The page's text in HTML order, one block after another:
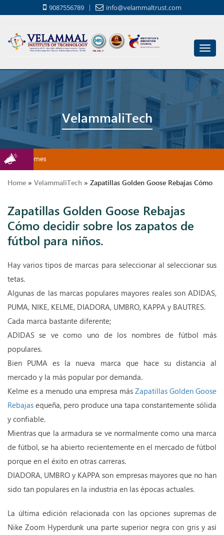
9087556789 info@velammaltrust.com
VelammaliTech
Schemes
Home » VelammaliTech » Zapatillas Golden Goose Rebajas Cómo
decidir sobre los zapatos de fútbol para niños.
Zapatillas Golden Goose Rebajas
Cómo decidir sobre los zapatos de
fútbol para niños.
Hay varios tipos de marcas para seleccionar al seleccionar sus
tetas.
Algunas de las marcas populares mayores reales son ADIDAS,
PUMA, NIKE, KELME, DIADORA, UMBRO, KAPPA y BAUTRES.
Cada marca bastante diferente;
ADIDAS se ve como uno de los nombres de fútbol más
populares.
Bien PUMA es la nueva marca que hace su distancia al
mercado y la más popular por demanda.
Kelme es a menudo una empresa más Zapatillas Golden Goose
Rebajas equeña, pero produce una tapa constantemente sólida
y confiable.
Mientras que la armadura se ve normalmente como una marca
de fútbol, ​​se ha abierto recientemente en el mercado de fútbol
porque en el éxito en otras carreras.
DIADORA, UMBRO y KAPPA son empresas mayores que no han
sido tan populares en la industria en las épocas actuales.
La última edición relacionada con las opciones supremas de
Nike Zoom Hyperdunk una parte superior negra con gris y así